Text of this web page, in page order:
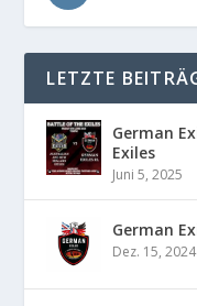
LETZTE
German
Exiles
Juni 5, 2025
German
Dez. 15, 2024